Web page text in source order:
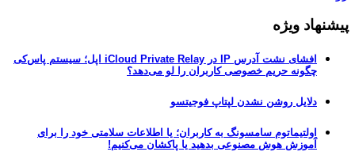
پیشنهاد ویژه
افشای نشت آدرس IP در iCloud Private Relay اپل؛ سیستم پاس‌کی
چگونه حریم خصوصی کاربران را لو می‌دهد؟
دلایل روشن نشدن لپتاپ فوجیتسو
اولتیماتوم سامسونگ به کاربران؛ یا اطلاعات سلامتی خود را برای
آموزش هوش مصنوعی بدهید یا پاکشان می‌کنیم!